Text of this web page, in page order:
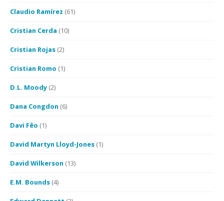
Claudio Ramírez (61)
Cristian Cerda (10)
Cristian Rojas (2)
Cristian Romo (1)
D.L. Moody (2)
Dana Congdon (6)
Davi Fêo (1)
David Martyn Lloyd-Jones (1)
David Wilkerson (13)
E.M. Bounds (4)